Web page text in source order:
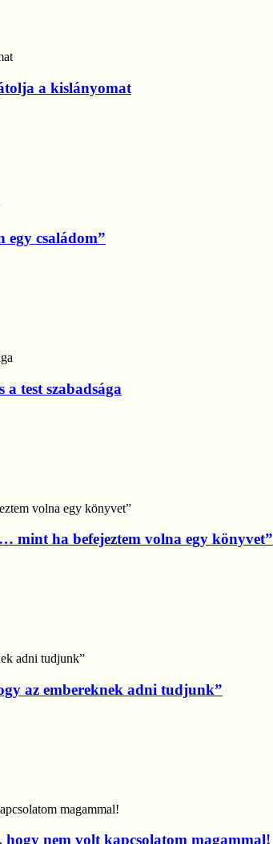
a kislányomat
egy családom”
test szabadsága
mint ha befejeztem volna egy könyvet”
az embereknek adni tudjunk”
nem volt kapcsolatom magammal!